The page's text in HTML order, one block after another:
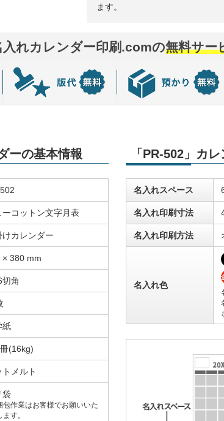
ます。
入れカレンダー印刷.comの無料サー
ーの基本情報
ーコットン文字月表
けカレンダー
× 380 mm
角
紙
(16kg)
トメルト
袋
包作業はお客様でお願いいた
ます。
「PR-502」カ
名入れスペース
名入れ印刷寸法
名入れ印刷方法
名入れ色